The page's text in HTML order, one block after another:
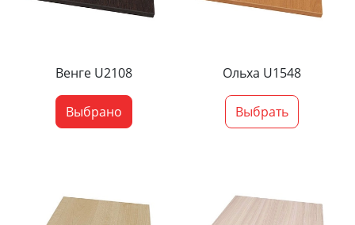
Венге U2108
Выбрано
Ольха U1548
Выбрать